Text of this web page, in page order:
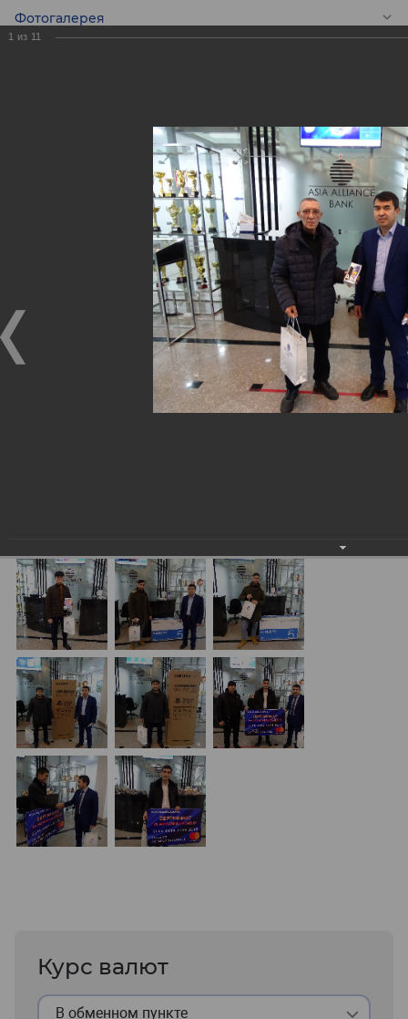
Фотогалерея
Победители
финального
розыгрыша призов
Акции, проводимой
совместно с
«MasterCard».
Победители финального розыгрыша призов Акции,
проводимой совместно с «MasterCard».
Курс валют
В обменном пункте
1 из 11